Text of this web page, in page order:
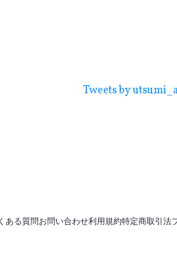
Tweets by
ある質問お問い合わせ利用規約特定商取引法